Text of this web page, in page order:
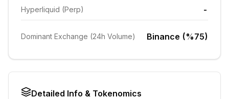
Hyperliquid (Perp) -
Dominant Exchange (24h Volume) Binance (%75)
Detailed Info & Tokenomics